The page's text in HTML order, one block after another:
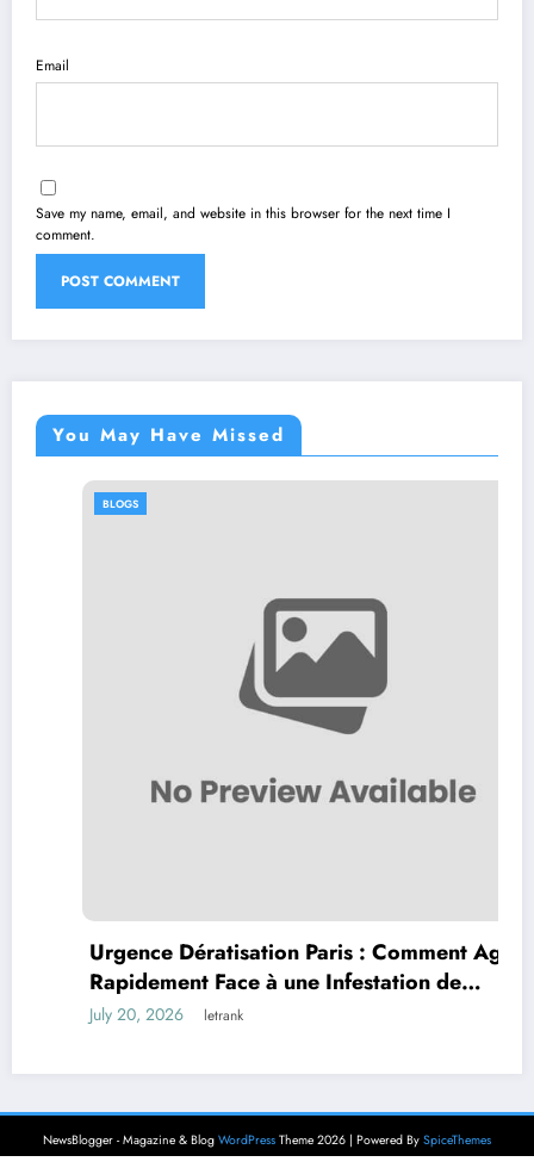
Email
Save my name, email, and website in this browser for the next time I
comment.
You May Have Missed
Urgence Dératisation Paris : Comment Agir
Rapidement Face à une Infestation de
Rongeurs
July 20, 2026 letrank
NewsBlogger - Magazine & Blog WordPress Theme 2026 | Powered By SpiceThemes